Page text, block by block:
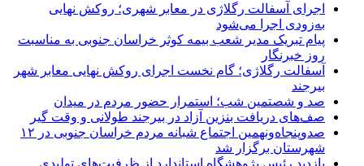
اجرای آسفالت رگلاژی در معابر شهری؛ روکش نهایی
به‌زودی اجرا می‌شود
پیام تبریک مدیر شعب بیمه کوثر خراسان جنوبی به مناسبت
روز خبرنگار
آسفالت رگلاژی؛ گام نخست اجرای روکش نهایی معابر شهر
بیرجند
صد و شصتمین شب؛ استمرار حضور مردم در میدان
صف‌های دریافت بنزین آزاد در بیرجند طولانی و وقت گیر
صدوپنجاه‌ونهمین اجتماع شبانه مردم خراسان جنوبی در ۱۲
شهرستان برگزار شد
بازدید رئیس پژوهشگاه استاندارد از ظرفیت‌های تولیدی